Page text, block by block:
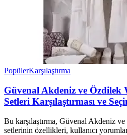
PopülerKarşılaştırma
Güvenal Akdeniz ve Özdilek
Setleri Karşılaştırması ve
Bu karşılaştırma, Güvenal Akdeniz
setlerinin özellikleri, kullanıcı